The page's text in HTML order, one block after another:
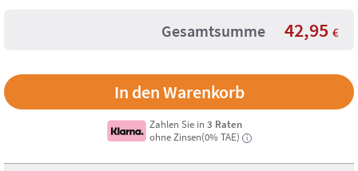
Gesamtsumme 42,95 €
Zahlen Sie in3 Raten
ohne Zinsen(0% TAE)
i